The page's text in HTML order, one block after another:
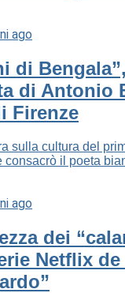
ago
di
di Antonio
Firenze
sulla cultura del
consacrò il poeta
ago
dei
Netflix de